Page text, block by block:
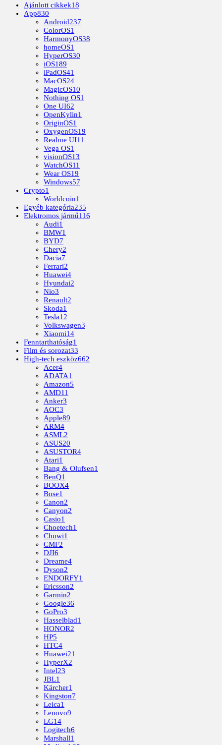
Ajánlott cikkek18
App830
Android237
ColorOS1
HarmonyOS38
homeOS1
HyperOS30
iOS189
iPadOS41
MacOS24
MagicOS10
Nothing OS1
One UI62
OpenKylin1
OriginOS1
OxygenOS19
Realme UI11
Vega OS1
visionOS13
WatchOS11
Wear OS19
Windows57
Crypto1
Worldcoin1
Egyéb kategória235
Elektromos jármű116
Audi1
BMW1
BYD7
Chery2
Dacia7
Ferrari2
Huawei4
Hyundai2
Nio3
Renault2
Skoda1
Tesla12
Volkswagen3
Xiaomi14
Fenntarthatóság1
Film és sorozat33
High-tech eszköz662
Acer4
ADATA1
Amazon5
AMD11
Anker3
AOC3
Apple89
ARM4
ASML2
ASUS20
ASUSTOR4
Atari1
Bang & Olufsen1
BenQ1
BOOX4
Bose1
Canon2
Canyon2
Casio1
Choetech1
Chuwi1
CMF2
DJI6
Dreame4
Dyson2
ENDORFY1
Ericsson2
Garmin2
Google36
GoPro3
Hasselblad1
HONOR2
HP5
HTC4
Huawei21
HyperX2
Intel23
JBL1
Kärcher1
Kingston7
Leica1
Lenovo9
LG14
Logitech6
Marshall1